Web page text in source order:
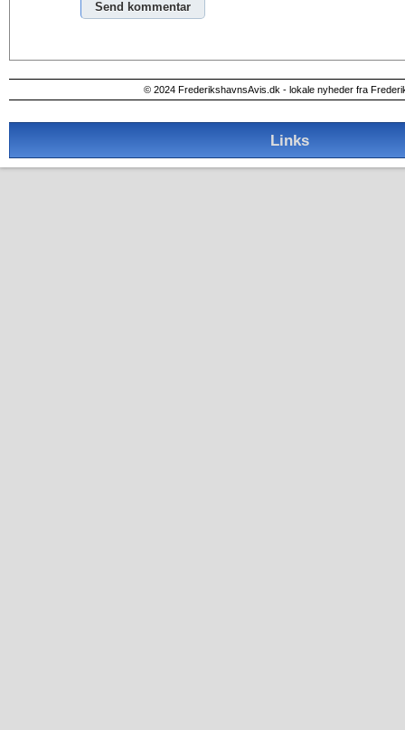
© 2024 FrederikshavnsAvis.dk - lokale nyheder fra
Links